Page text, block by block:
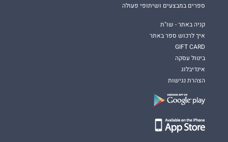
ספרים במבצעים ושיתופי פעולה
קניה באתר - שו"ת
איך לרכוש ספר באתר
GIFT CARD
ביטול עסקה
אינדיבלוג
הצהרת נגישות